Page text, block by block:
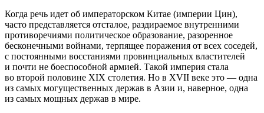
Когда речь идет об императорском Китае (империи Цин),
часто представляется отсталое, раздираемое внутренними
противоречиями политическое образование, разоренное
бесконечными войнами, терпящее поражения от всех соседей,
с постоянными восстаниями провинциальных властителей
и почти не боеспособной армией. Такой империя стала
во второй половине XIX столетия. Но в XVII веке это — одна
из самых могущественных держав в Азии и, наверное, одна
из самых мощных держав в мире.